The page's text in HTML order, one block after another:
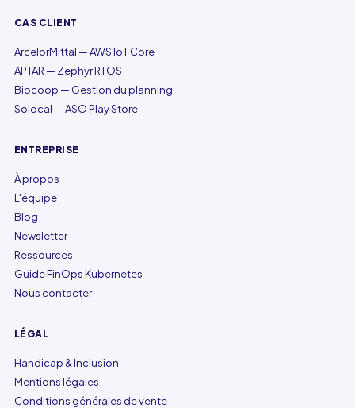
CAS CLIENT
ArcelorMittal — AWS IoT Core
APTAR — Zephyr RTOS
Biocoop — Gestion du planning
Solocal — ASO Play Store
ENTREPRISE
À propos
L'équipe
Blog
Newsletter
Ressources
Guide FinOps Kubernetes
Nous contacter
LÉGAL
Handicap & Inclusion
Mentions légales
Conditions générales de vente